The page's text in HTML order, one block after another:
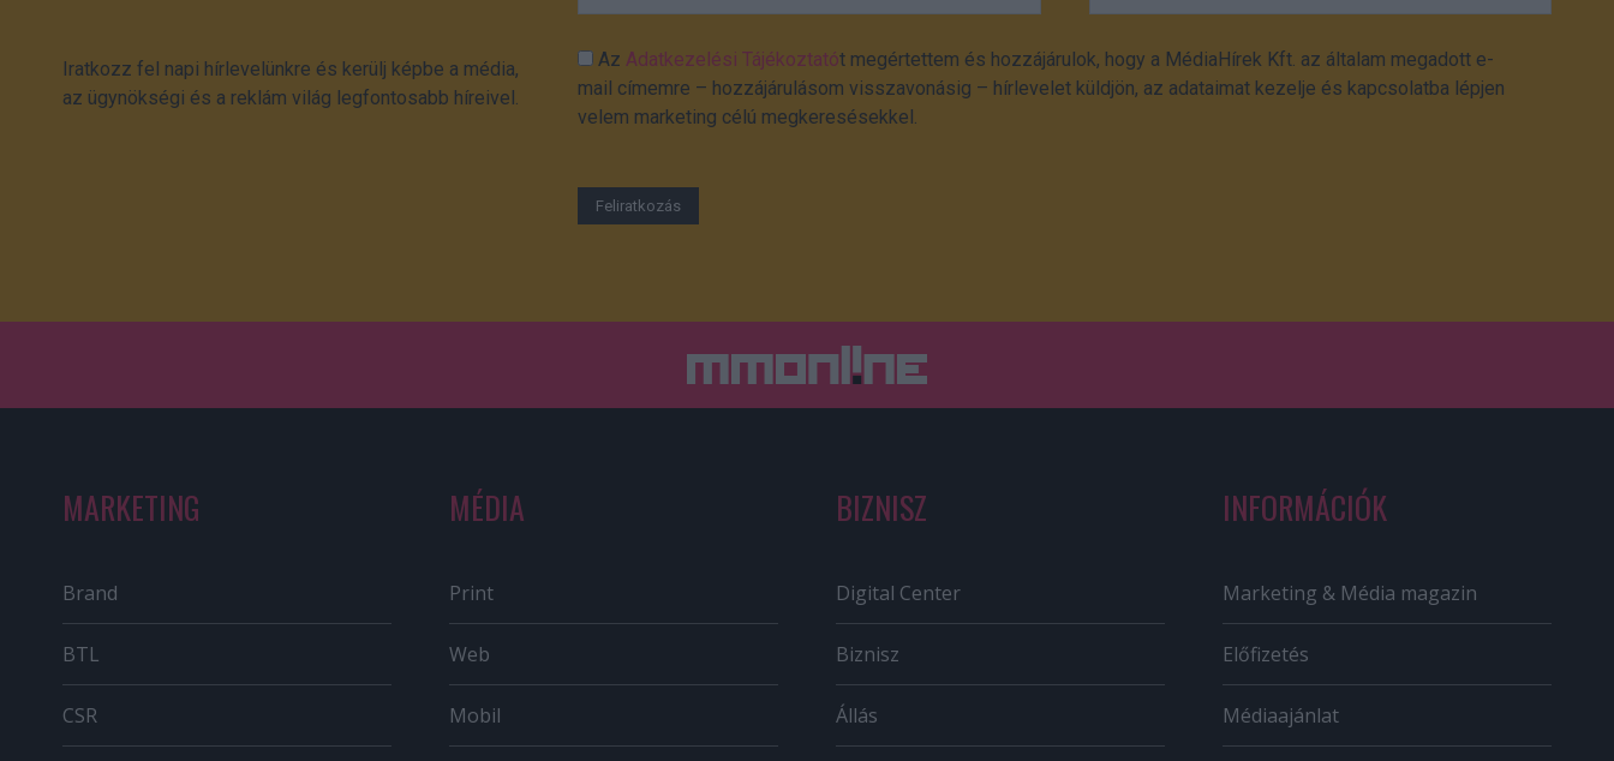
Iratkozz fel napi hírlevelünkre és kerülj képbe a média,
az ügynökségi és a reklám világ legfontosabb híreivel.
AzAdatkezelési Tájékoztatót megértettem és hozzájárulok, hogy a MédiaHírek Kft. az általam megadott e-
mail címemre – hozzájárulásom visszavonásig – hírlevelet küldjön, az adataimat kezelje és kapcsolatba lépjen
velem marketing célú megkeresésekkel.
MARKETING
Brand
BTL
CSR
MÉDIA
Print
Web
Mobil
BIZNISZ
Digital Center
Biznisz
Állás
INFORMÁCIÓK
Marketing & Média magazin
Előfizetés
Médiaajánlat